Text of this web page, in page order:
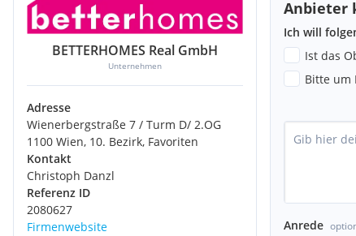
BETTERHOMES Real GmbH
Unternehmen
Adresse
Wienerbergstraße 7 / Turm D/ 2.OG
1100 Wien, 10. Bezirk, Favoriten
Kontakt
Christoph Danzl
Referenz ID
2080627
Firmenwebsite
Anbieter
Ich will
Ist das
Bitte um
Anrede